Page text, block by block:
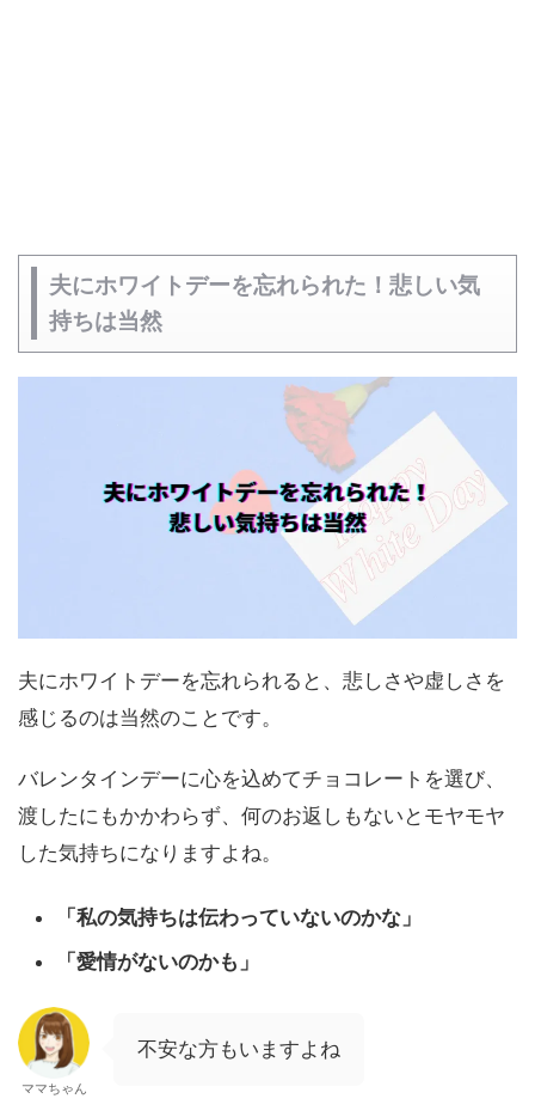
夫にホワイトデーを忘れられた！悲しい気
持ちは当然
夫にホワイトデーを忘れられると、悲しさや虚しさを
感じるのは当然のことです。
バレンタインデーに心を込めてチョコレートを選び、
渡したにもかかわらず、何のお返しもないとモヤモヤ
した気持ちになりますよね。
「私の気持ちは伝わっていないのかな」
「愛情がないのかも」
ママちゃん
不安な方もいますよね